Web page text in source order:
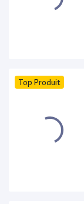
Top Produit